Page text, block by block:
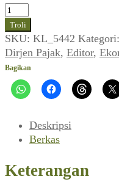
Kuantitas
Antosiasmo
~
Maret
Mencekam
Buat
Mar'ie
1989)
Troli
SKU: KL_5442 Kategori:
Dirjen Pajak, Editor,
Bagikan
Deskripsi
Berkas
Keterangan